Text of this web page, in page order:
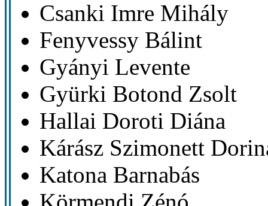
Csanki Imre Mihály
Fenyvessy Bálint
Gyányi Levente
Gyürki Botond Zsolt
Hallai Doroti Diána
Kárász Szimonett
Katona Barnabás